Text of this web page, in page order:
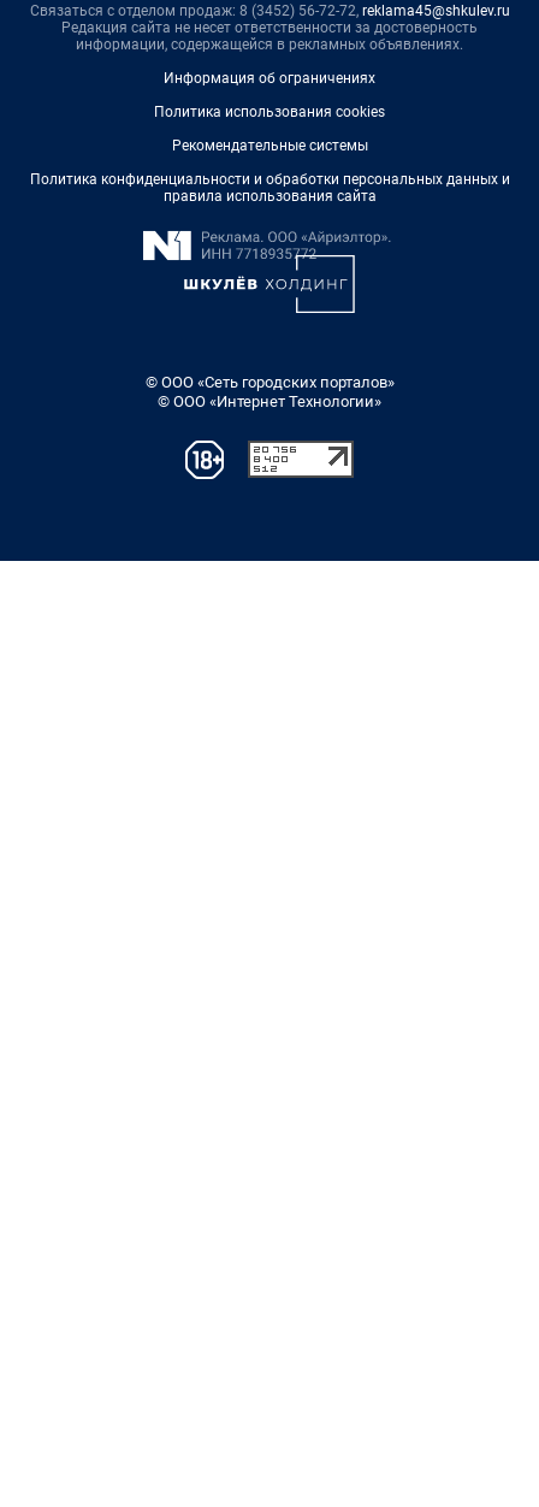
Связаться с отделом продаж: 8 (3452) 56-72-72, reklama45@shkulev.ru
Редакция сайта не несет ответственности за достоверность
информации, содержащейся в рекламных объявлениях.
Информация об ограничениях
Политика использования cookies
Рекомендательные системы
Политика конфиденциальности и обработки персональных данных и
правила использования сайта
© ООО «Сеть городских порталов»
© ООО «Интернет Технологии»